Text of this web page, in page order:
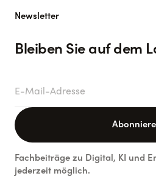
Newsletter
Bleiben Sie auf dem
E-Mail-Adresse
Fachbeiträge zu Digital, KI und
jederzeit möglich.